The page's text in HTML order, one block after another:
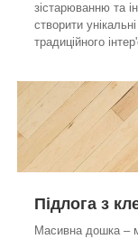
зістарюванню та
створити
традиційного
Підлога з
Масивна дошка –